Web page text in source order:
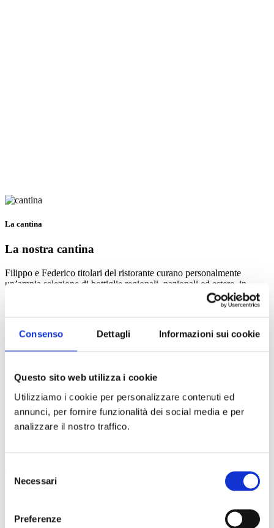
Consenso Dettagli Informazioni sui cookie
Questo sito web utilizza i cookie
Utilizziamo i cookie per personalizzare contenuti ed
annunci, per fornire funzionalità dei social media e per
analizzare il nostro traffico.
delNecessari
Preferenze
La cantina
La nostra cantina
Filippo e Federico titolari del ristorante curano personalmente
un’ampia selezione di bottiglie regionali, nazionali ed estere, in
I servizi della cucina